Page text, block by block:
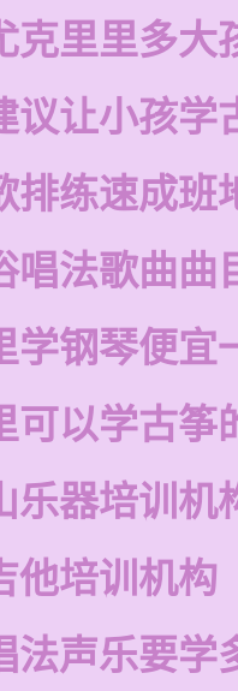
克里里多大
议让小孩学
排练速成班
唱法歌曲曲
学钢琴便宜
可以学古筝
乐器培训机
他培训机构
法声乐要学